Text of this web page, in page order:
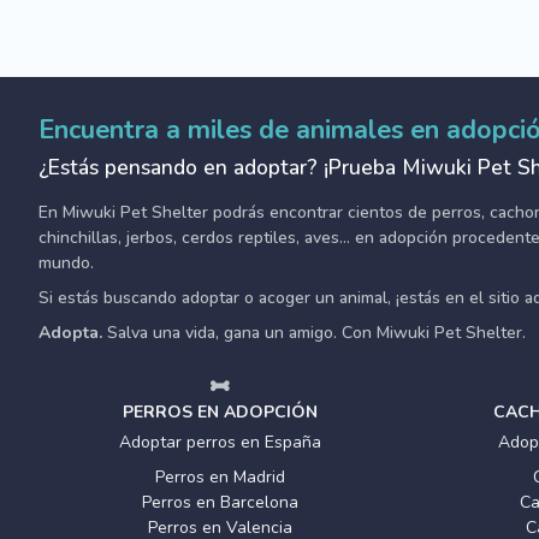
Encuentra a miles de animales en
¿Estás pensando en adoptar? ¡Prueba Miwuki Pet
En Miwuki Pet Shelter podrás encontrar cientos de perros,
chinchillas, jerbos, cerdos reptiles, aves... en adopción
mundo.
Si estás buscando adoptar o acoger un animal, ¡estás en el sitio
Adopta. Salva una vida, gana un amigo. Con Miwuki Pet Shelter.
PERROS EN ADOPCIÓN
Adoptar perros en España
Perros en Madrid
Perros en Barcelona
Perros en Valencia